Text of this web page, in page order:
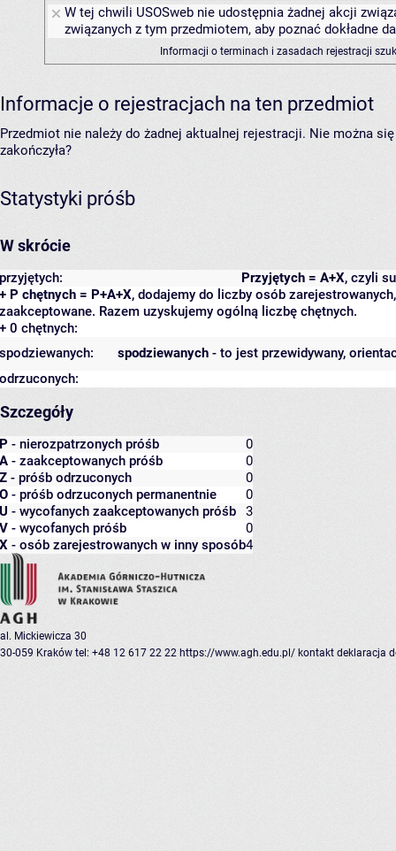
W tej chwili USOSweb nie udostępnia żadnej akcji
związanych z tym przedmiotem, aby poznać dokładne
Informacji o terminach i zasadach rejestracji
Informacje o rejestracjach na ten przedmiot
Przedmiot nie należy do żadnej aktualnej rejestracji. Nie można
zakończyła?
Statystyki próśb
W skrócie
Przyjętych = A+X, czyli
przyjętych:
+ P chętnych = P+A+X, dodajemy do liczby osób
zaakceptowane. Razem uzyskujemy ogólną liczbę chętnych.
+ 0 chętnych:
spodziewanych - to jest przewidywany,
spodziewanych:
odrzuconych:
Szczegóły
P - nierozpatrzonych próśb
0
A - zaakceptowanych próśb
0
Z - próśb odrzuconych
0
O - próśb odrzuconych permanentnie
0
U - wycofanych zaakceptowanych próśb
3
V - wycofanych próśb
0
X - osób zarejestrowanych w inny sposób4
al. Mickiewicza 30
30-059 Kraków tel: +48 12 617 22 22 https://www.agh.edu.pl/ kontakt deklaracja